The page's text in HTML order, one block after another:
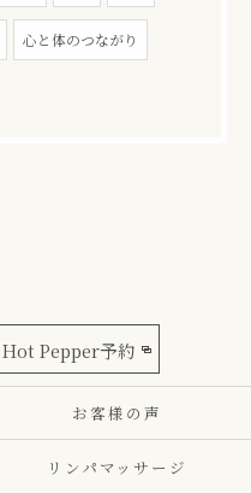
心と体のつながり
Hot Pepper予約
お客様の声
リンパマッサージ